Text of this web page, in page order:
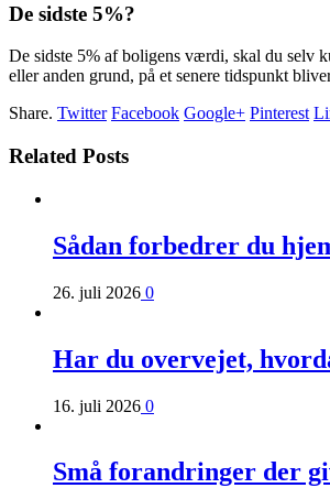
De sidste 5%?
De sidste 5% af boligens værdi, skal du selv
eller anden grund, på et senere tidspunkt
Share. Twitter Facebook Google+ Pinterest
Related Posts
Sådan forbedrer du
26. juli 2026 0
Har du overvejet,
16. juli 2026 0
Små forandringer der